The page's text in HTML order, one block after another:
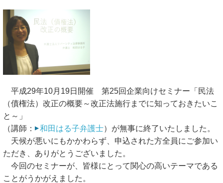
平成29年10月19日開催 第25回企業向けセミナー「民法
（債権法）改正の概要～改正法施行までに知っておきたいこ
と～」
（講師：
和田はる子弁護士）が無事に終了いたしました。
天候が悪いにもかかわらず、申込された方全員にご参加い
ただき、ありがとうございました。
今回のセミナーが、皆様にとって関心の高いテーマである
ことがうかがえました。